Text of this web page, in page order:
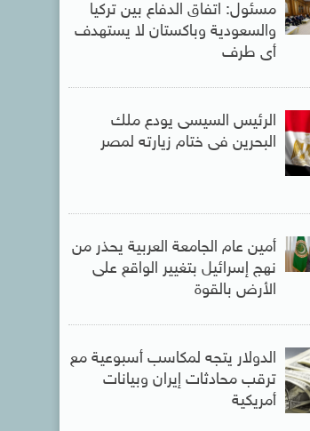
مسئول: اتفاق الدفاع بين تركيا
والسعودية وباكستان لا يستهدف
أى طرف
الرئيس السيسى يودع ملك
البحرين فى ختام زيارته لمصر
أمين عام الجامعة العربية يحذر من
نهج إسرائيل بتغيير الواقع على
الأرض بالقوة
الدولار يتجه لمكاسب أسبوعية مع
ترقب محادثات إيران وبيانات
أمريكية